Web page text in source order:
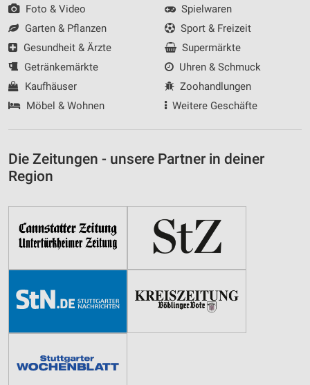
Foto & Video
Garten & Pflanzen
Gesundheit & Ärzte
Getränkemärkte
Kaufhäuser
Möbel & Wohnen
Spielwaren
Sport & Freizeit
Supermärkte
Uhren & Schmuck
Zoohandlungen
Weitere Geschäfte
Die Zeitungen - unsere Partner in deiner
Region